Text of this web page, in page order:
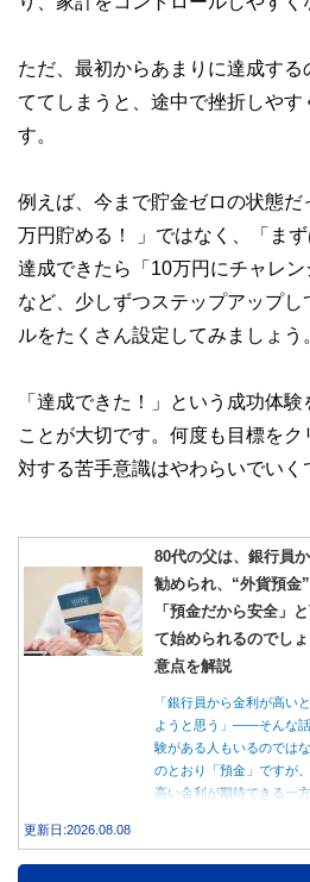
ただ、最初からあまりに達成す
ててしまうと、途中で挫折しや
す。
例えば、今まで貯金ゼロの状態
万円貯める！ 」ではなく、「まず
達成できたら「10万円にチャレン
など、少しずつステップアップ
ルをたくさん設定してみましょう
「達成できた！」という成功体
ことが大切です。何度も目標を
対する苦手意識はやわらいでいく
80代の父は、銀行員
勧められ、“外貨預金
「預金だから安全」
て始められるのでし
意点を解説
「銀行員から金利が高い
ようと思う」――そんな
験がある人もいるのでは
のとおり「預金」ですが
高い金利が期待できる一
更新日:2026.08.08